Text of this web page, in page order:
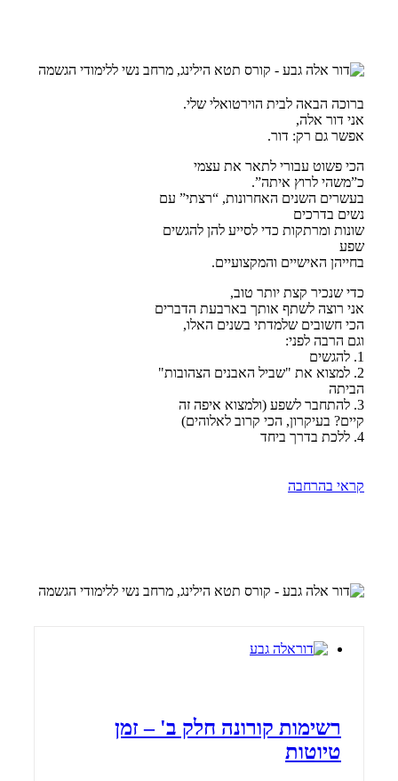
ברוכה הבאה לבית הוירטואלי שלי.
אני דור אלה,
אפשר גם רק: דור.
הכי פשוט עבורי לתאר את עצמי
כ”משהי לרוץ איתה”.
בעשרים השנים האחרונות, “רצתי” עם
נשים בדרכים
שונות ומרתקות כדי לסייע להן להגשים
שפע
בחייהן האישיים והמקצועיים.
כדי שנכיר קצת יותר טוב,
אני רוצה לשתף אותך בארבעת הדברים
הכי חשובים שלמדתי בשנים האלו,
וגם הרבה לפני:
1. להגשים
2. למצוא את "שביל האבנים הצהובות"
הביתה
3. להתחבר לשפע (ולמצוא איפה זה
קיים? בעיקרון, הכי קרוב לאלוהים)
4. ללכת בדרך ביחד
קראי בהרחבה
רשימות קורונה חלק ב' – זמן
טיוטות